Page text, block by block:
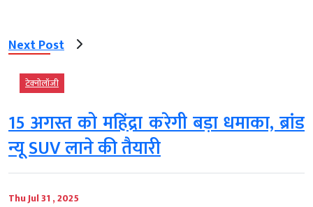
Next Post
टेक्‍नोलॉजी
15 अगस्त को महिंद्रा करेगी बड़ा धमाका, ब्रांड
न्यू SUV लाने की तैयारी
Thu Jul 31 , 2025